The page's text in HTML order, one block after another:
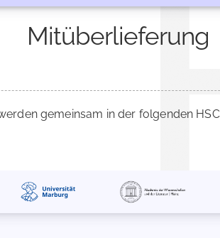
Mitüberlieferung
gemeinsam in der folgenden